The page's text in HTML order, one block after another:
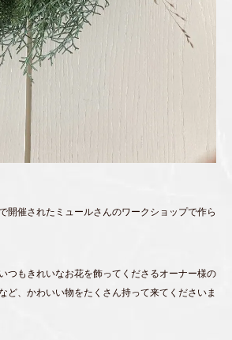
開催されたミュールさんのワークショップで作ら
つもきれいなお花を飾ってくださるオーナー様の
ど、かわいい物をたくさん持って来てくださいま